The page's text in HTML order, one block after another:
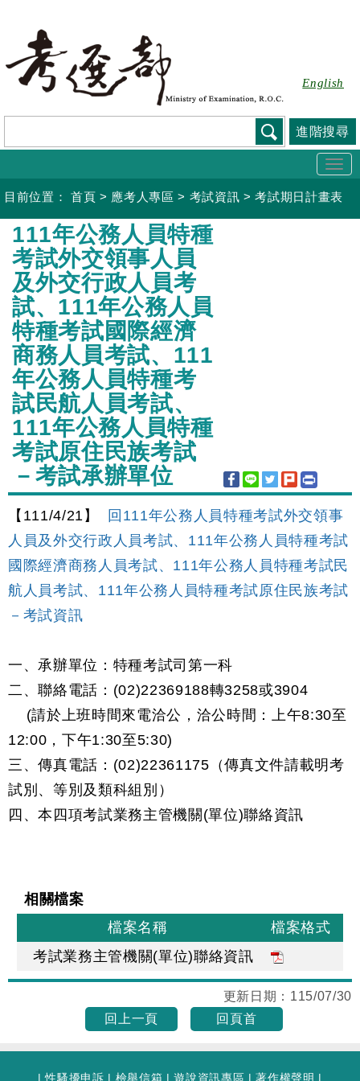
要
容
English
進階搜尋
目前位置： 首頁 > 應考人專區 > 考試資訊 >考試期日計畫表
:::
111年公務人員特種
考試外交領事人員
及外交行政人員考
試、111年公務人員
特種考試國際經濟
商務人員考試、111
年公務人員特種考
試民航人員考試、
111年公務人員特種
考試原住民族考試
－考試承辦單位
【111/4/21】
回111年公務人員特種考試外交領事
人員及外交行政人員考試、111年公務人員特種考試
國際經濟商務人員考試、111年公務人員特種考試民
航人員考試、111年公務人員特種考試原住民族考試
－考試資訊
一、承辦單位：特種考試司第一科
二、聯絡電話：(02)22369188轉3258或3904
(請於上班時間來電洽公，洽公時間：上午8:30至
12:00，下午1:30至5:30)
三、傳真電話：(02)22361175（傳真文件請載明考
試別、等別及類科組別）
四、本四項考試業務主管機關(單位)聯絡資訊
相關檔案
檔案名稱
檔案格式
考試業務主管機關(單位)聯絡資訊
更新日期： 115/07/30
回上一頁
回頁首
|性騷擾申訴 | 檢舉信箱 |遊說資訊專區 |著作權聲明 |